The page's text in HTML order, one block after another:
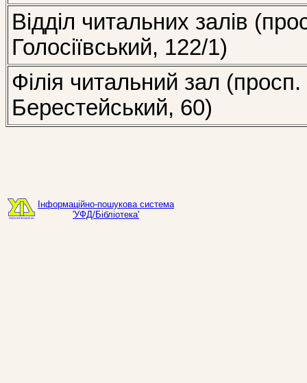
Відділ читальних залів
Голосіївський, 122/1)
Філія читальний зал (просп.
Берестейський, 60)
Інформаційно-пошукова система
'УФД/Бібліотека'